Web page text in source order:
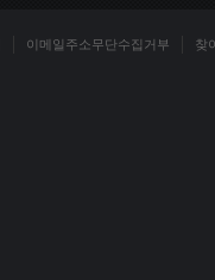
이메일주소무단수집거부 찾